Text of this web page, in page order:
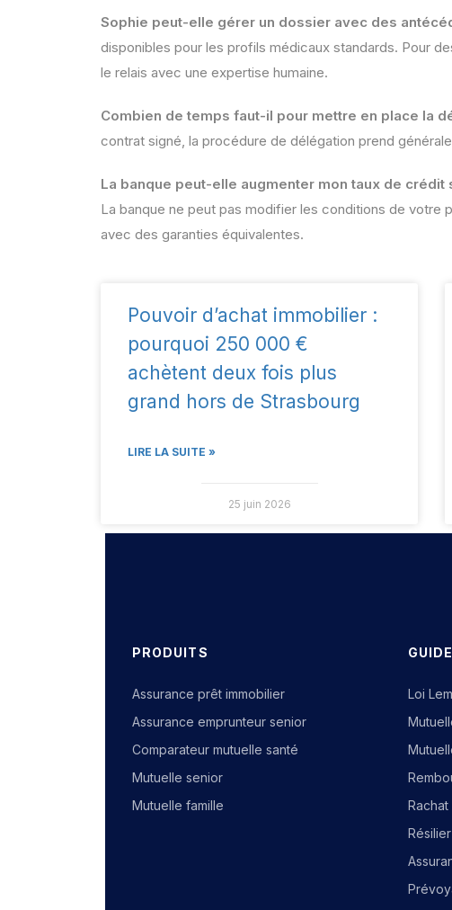
Sophie peut-elle gérer un dossier avec des
disponibles pour les profils médicaux standards. Pour
le relais avec une expertise humaine.
Combien de temps faut-il pour mettre en place la
contrat signé, la procédure de délégation prend
La banque peut-elle augmenter mon taux de crédit
La banque ne peut pas modifier les conditions de votre
avec des garanties équivalentes.
Pouvoir d’achat immobilier :
pourquoi 250 000 €
achètent deux fois plus
grand hors de Strasbourg
LIRE LA SUITE »
25 juin 2026
PRODUITS
Assurance prêt immobilier
Assurance emprunteur senior
Comparateur mutuelle santé
Mutuelle senior
Mutuelle famille
Loi